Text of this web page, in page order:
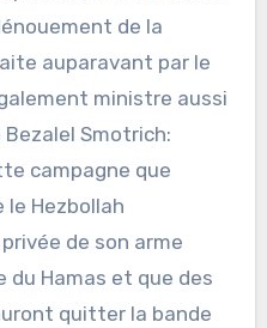
de la
auparavant par le
ministre aussi
Smotrich:
campagne que
le Hezbollah
de son arme
du Hamas et que des
quitter la bande